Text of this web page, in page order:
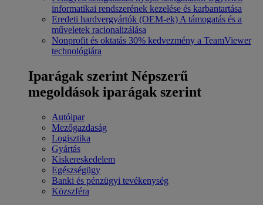
informatikai rendszerének kezelése és karbantartása
Eredeti hardvergyártók (OEM-ek)A támogatás és a
műveletek racionalizálása
Nonprofit és oktatás 30% kedvezmény a TeamViewer
technológiára
Iparágak szerint Népszerű
megoldások iparágak szerint
Autóipar
Mezőgazdaság
Logisztika
Gyártás
Kiskereskedelem
Egészségügy
Banki és pénzügyi tevékenység
Közszféra